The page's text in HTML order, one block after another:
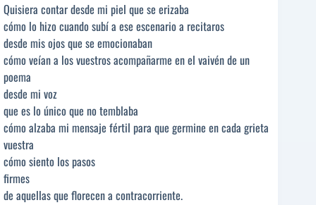
Quisiera contar desde mi piel que se erizaba
cómo lo hizo cuando subí a ese escenario a recitaros
desde mis ojos que se emocionaban
cómo veían a los vuestros acompañarme en el vaivén de un
poema
desde mi voz
que es lo único que no temblaba
cómo alzaba mi mensaje fértil para que germine en cada grieta
vuestra
cómo siento los pasos
firmes
de aquellas que florecen a contracorriente.